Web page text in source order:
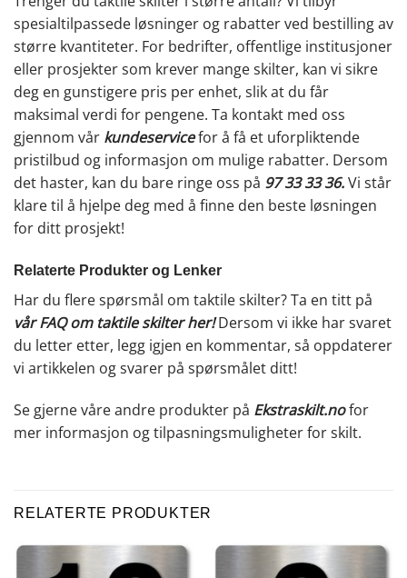
spesialtilpassede løsninger og rabatter ved bestilling av
større kvantiteter. For bedrifter, offentlige institusjoner
eller prosjekter som krever mange skilter, kan vi sikre
deg en gunstigere pris per enhet, slik at du får
maksimal verdi for pengene. Ta kontakt med oss
gjennom vår kundeservicefor å få et uforpliktende
pristilbud og informasjon om mulige rabatter. Dersom
det haster, kan du bare ringe oss på 97 33 33 36.Vi står
klare til å hjelpe deg med å finne den beste løsningen
for ditt prosjekt!
Relaterte Produkter og Lenker
Har du flere spørsmål om taktile skilter? Ta en titt på
vår FAQ om taktile skilter her!Dersom vi ikke har svaret
du letter etter, legg igjen en kommentar, så oppdaterer
vi artikkelen og svarer på spørsmålet ditt!
Se gjerne våre andre produkter på Ekstraskilt.nofor
mer informasjon og tilpasningsmuligheter for skilt.
RELATERTE PRODUKTER